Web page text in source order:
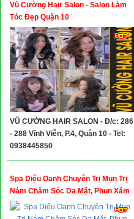
Vũ Cường Hair Salon - Salon Làm
Tóc Đẹp Quận 10
VŨ CƯỜNG HAIR SALON - Đ/c: 286
- 288 Vĩnh Viễn, P.4, Quận 10 - Tel:
0938445850
Spa Diệu Oanh Chuyên Trị Mụn Trị
Nám Chăm Sóc Da Mặt, Phun Xăm
Thẩm Mỹ